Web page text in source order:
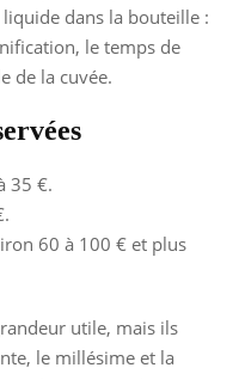
liquide dans la bouteille :
le temps de
de la cuvée.
35 €.
60 à 100 € et plus
utile, mais ils
le millésime et la